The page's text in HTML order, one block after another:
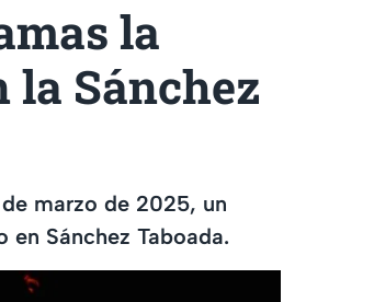
la
la Sánchez
marzo de 2025, un
Sánchez Taboada.